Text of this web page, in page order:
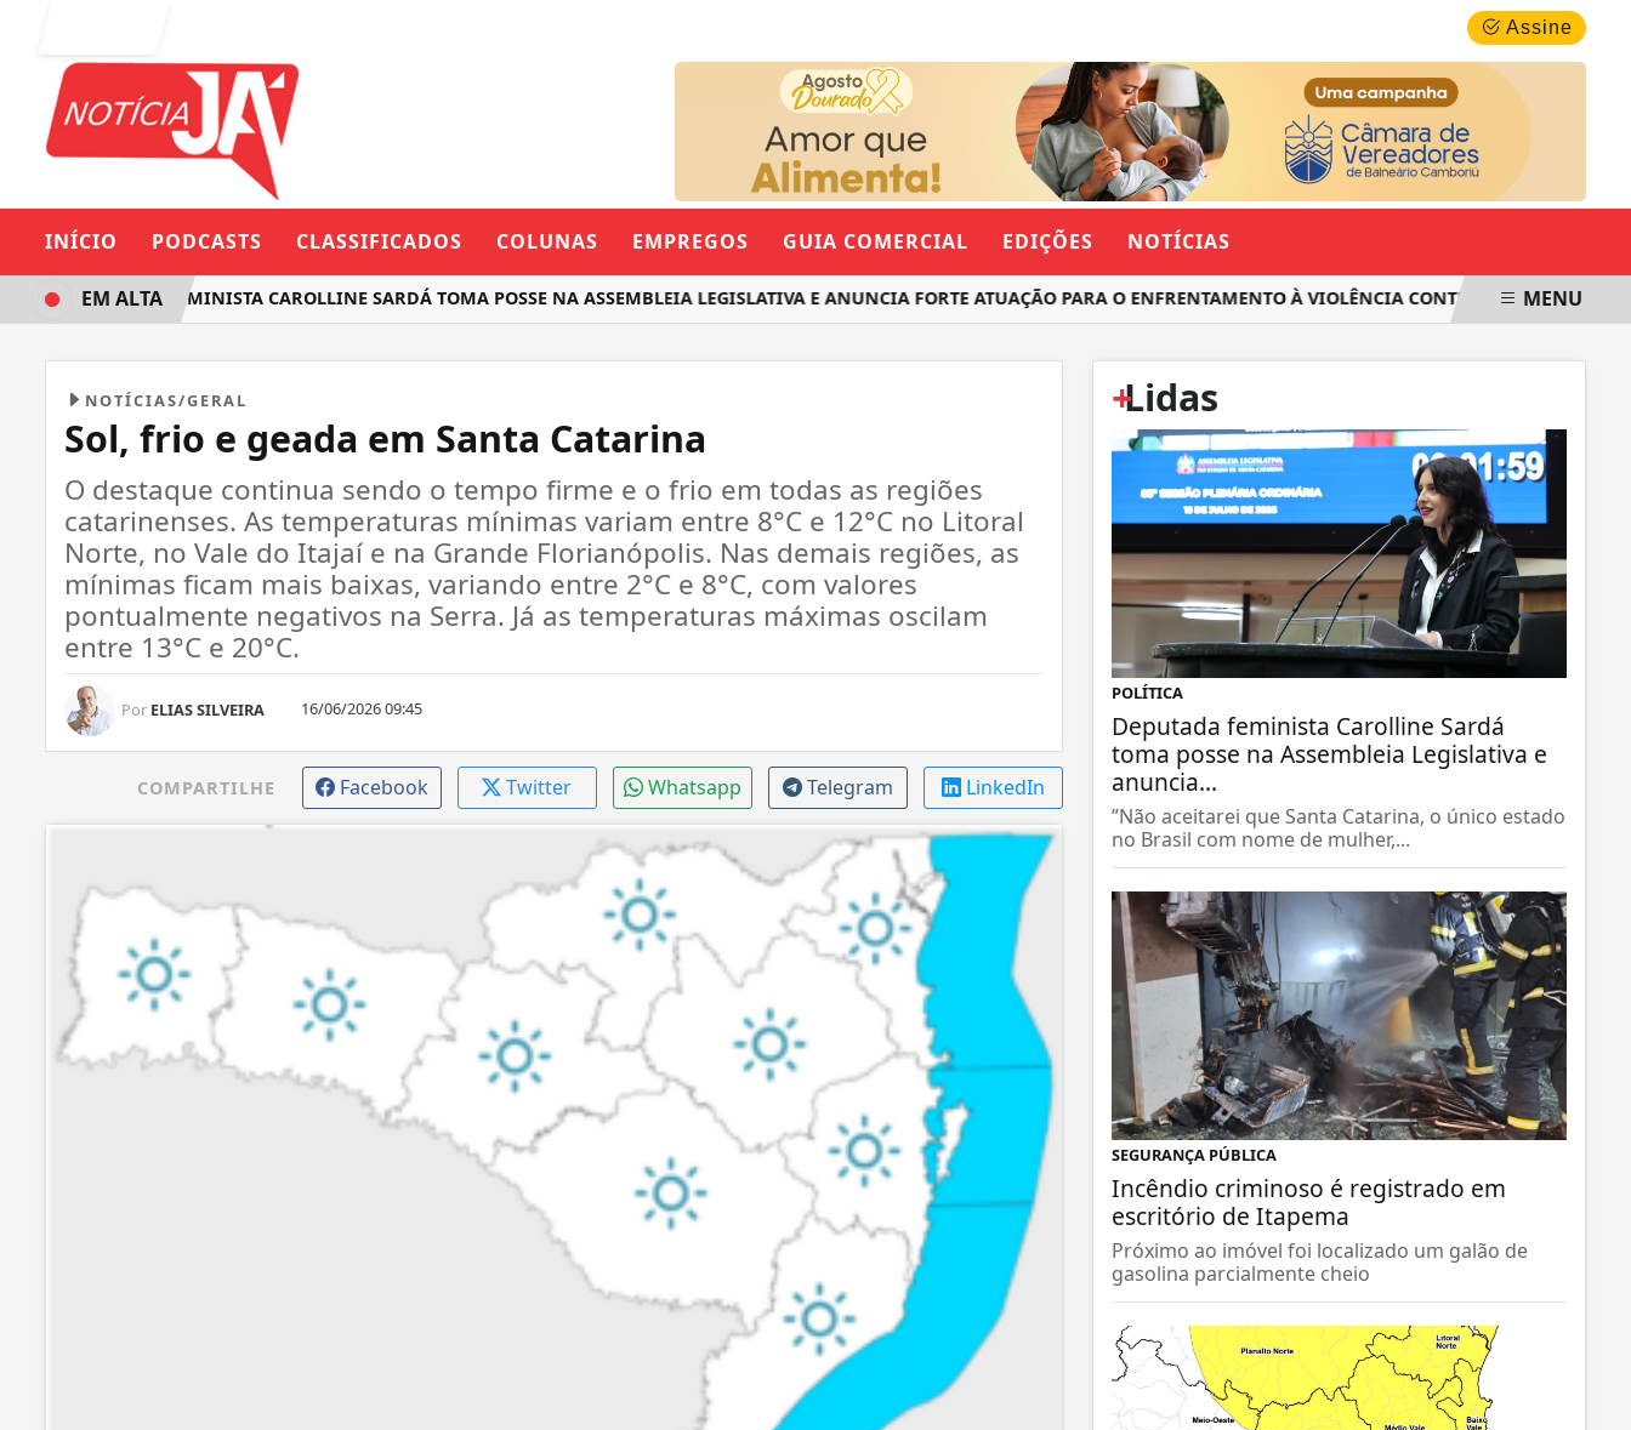
Assine
INÍCIO PODCASTS CLASSIFICADOS COLUNAS EMPREGOS GUIA COMERCIAL EDIÇÕES NOTÍCIAS
DEPUTADA FEMINISTA CAROLLINE SARDÁ TOMA POSSE NA ASSEMBLEIA LEGISLATIVA E ANUNCIA FORTE ATUAÇÃO PARA O ENFRENTAMENTO À VIOLÊNCIA CONTRA AS MULHERES EM
EM ALTA MENU
NOTÍCIAS/GERAL
Sol, frio e geada em Santa Catarina
O destaque continua sendo o tempo firme e o frio em todas as regiões
catarinenses. As temperaturas mínimas variam entre 8°C e 12°C no Litoral
Norte, no Vale do Itajaí e na Grande Florianópolis. Nas demais regiões, as
mínimas ficam mais baixas, variando entre 2°C e 8°C, com valores
pontualmente negativos na Serra. Já as temperaturas máximas oscilam
entre 13°C e 20°C.
Por ELIAS SILVEIRA 16/06/2026 09:45
COMPARTILHE Facebook Twitter Whatsapp Telegram LinkedIn
+
Lidas
POLÍTICA
Deputada feminista Carolline Sardá
toma posse na Assembleia Legislativa e
anuncia...
”Não aceitarei que Santa Catarina, o único estado
no Brasil com nome de mulher,...
SEGURANÇA PÚBLICA
Incêndio criminoso é registrado em
escritório de Itapema
Próximo ao imóvel foi localizado um galão de
gasolina parcialmente cheio